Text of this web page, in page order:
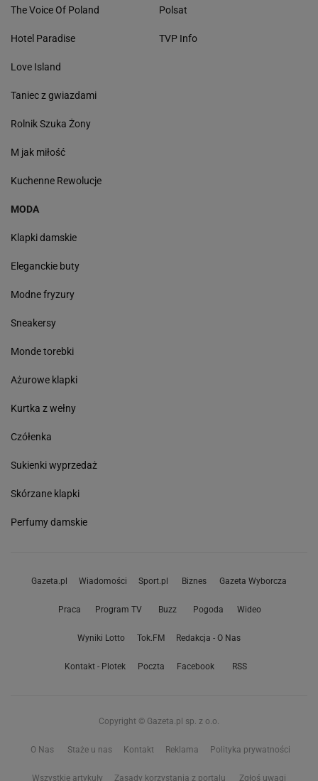
The Voice Of Poland
Hotel Paradise
Love Island
Taniec z gwiazdami
Rolnik Szuka Żony
M jak miłość
Kuchenne Rewolucje
Polsat
TVP Info
MODA
Klapki damskie
Eleganckie buty
Modne fryzury
Sneakersy
Monde torebki
Ażurowe klapki
Kurtka z wełny
Czółenka
Sukienki wyprzedaż
Skórzane klapki
Perfumy damskie
Gazeta.pl Wiadomości Sport.pl Biznes Gazeta Wyborcza
Praca Program TV Buzz Pogoda Wideo
Wyniki Lotto Tok.FM Redakcja - O Nas
Kontakt - Plotek Poczta Facebook RSS
Copyright © Gazeta.pl sp. z o.o.
O Nas Staże u nas Kontakt Reklama Polityka prywatności
Wszystkie artykuły Zasady korzystania z portalu Zgłoś uwagi